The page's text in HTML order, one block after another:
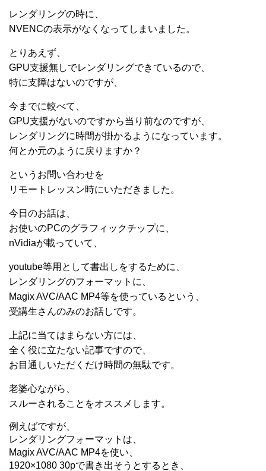
レンダリングの時に、
NVENCの表示がなくなってしまいました。
とりあえず、
GPU支援無しでレンダリングできているので、
特に支障はないのですが、
今までに較べて、
GPU支援がないのですから当り前なのですが、
レンダリングに時間が掛かるようになっています。
何とか元のように戻りますか？
というお問い合わせを
リモートレッスン時にいただきました。
今日のお話は、
お使いのPCのグラフィックチップに、
nVidiaが載っていて、
youtube等用として書出しをするために、
レンダリングのフォーマットに、
Magix AVC/AAC MP4等を使っているという、
受講生さんのみのお話しです。
上記に当てはまらない方には、
全く役に立たない記事ですので、
お目通しいただくだけ時間の無駄です。
老婆心ながら、
スルーされることをオススメします。
例えばですが、
レンダリングフォーマットは、
Magix AVC/AAC MP4を使い、
1920×1080 30pで書き出そうとするとき、